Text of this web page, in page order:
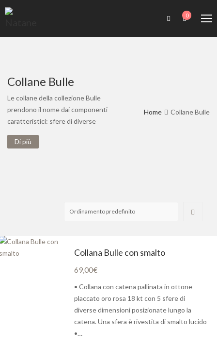
0
Collane Bulle
Le collane della collezione Bulle
prendono il nome dai componenti
caratteristici: sfere di diverse
placcate in oro rosa per illuminare
Di più
Home Collane Bulle
Collana Bulle con smalto
69,00€
• Collana con catena pallinata in ottone
placcato oro rosa 18 kt con 5 sfere di
diverse dimensioni posizionate lungo la
catena. Una sfera è rivestita di smalto lucido
•…